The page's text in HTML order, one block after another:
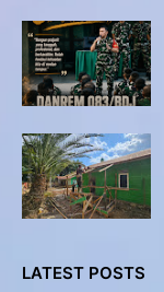
LATEST POSTS